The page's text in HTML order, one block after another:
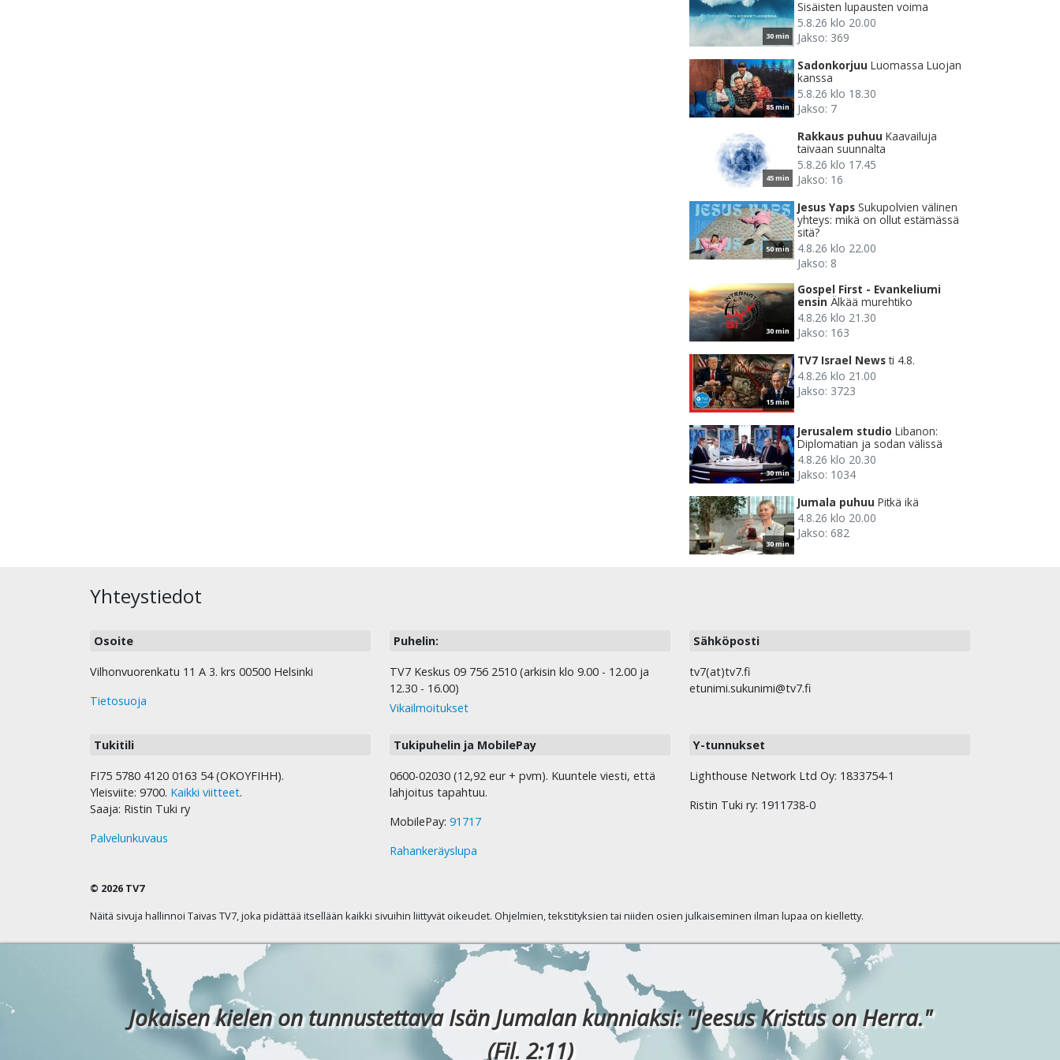
30 min
Sisäisten lupausten voima
5.8.26 klo 20.00
Jakso: 369
85 min
Sadonkorjuu Luomassa Luojan
kanssa
5.8.26 klo 18.30
Jakso: 7
45 min
Rakkaus puhuu Kaavailuja
taivaan suunnalta
5.8.26 klo 17.45
Jakso: 16
50 min
Jesus Yaps Sukupolvien välinen
yhteys: mikä on ollut estämässä
sitä?
4.8.26 klo 22.00
Jakso: 8
30 min
Gospel First - Evankeliumi
ensin Älkää murehtiko
4.8.26 klo 21.30
Jakso: 163
15 min
TV7 Israel News ti 4.8.
4.8.26 klo 21.00
Jakso: 3723
30 min
Jerusalem studio Libanon:
Diplomatian ja sodan välissä
4.8.26 klo 20.30
Jakso: 1034
30 min
Jumala puhuu Pitkä ikä
4.8.26 klo 20.00
Jakso: 682
Yhteystiedot
Osoite
Vilhonvuorenkatu 11 A 3. krs 00500 Helsinki
Tietosuoja
Puhelin:
TV7 Keskus 09 756 2510 (arkisin klo 9.00 - 12.00 ja
12.30 - 16.00)
Vikailmoitukset
Sähköposti
tv7(at)tv7.fi
etunimi.sukunimi@tv7.fi
Tukitili
FI75 5780 4120 0163 54 (OKOYFIHH).
Yleisviite: 9700. Kaikki viitteet.
Saaja: Ristin Tuki ry
Palvelunkuvaus
Tukipuhelin ja MobilePay
0600-02030 (12,92 eur + pvm). Kuuntele viesti, että
lahjoitus tapahtuu.
MobilePay: 91717
Rahankeräyslupa
Y-tunnukset
Lighthouse Network Ltd Oy: 1833754-1
Ristin Tuki ry: 1911738-0
© 2026 TV7
Näitä sivuja hallinnoi Taivas TV7, joka pidättää itsellään kaikki sivuihin liittyvät oikeudet. Ohjelmien, tekstityksien tai niiden osien julkaiseminen ilman lupaa on kielletty.
Jokaisen kielen on tunnustettava Isän Jumalan kunniaksi: "Jeesus Kristus on Herra."
(Fil. 2:11)